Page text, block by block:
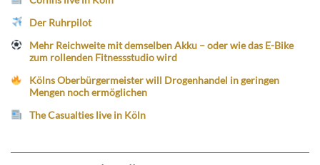
Der Ruhrpilot
Mehr Reichweite mit demselben Akku – oder wie das E-Bike
zum rollenden Fitnessstudio wird
Kölns Oberbürgermeister will Drogenhandel in geringen
Mengen noch ermöglichen
The Casualties live in Köln